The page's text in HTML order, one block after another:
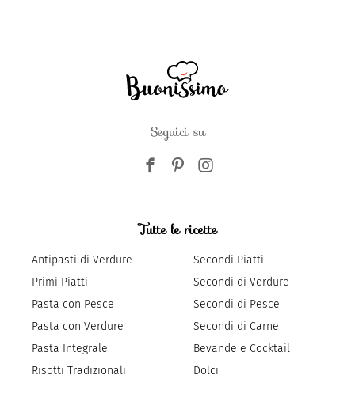
Seguici su
Tutte le ricette
Antipasti di Verdure
Primi Piatti
Pasta con Pesce
Pasta con Verdure
Pasta Integrale
Risotti Tradizionali
Secondi Piatti
Secondi di Verdure
Secondi di Pesce
Secondi di Carne
Bevande e Cocktail
Dolci